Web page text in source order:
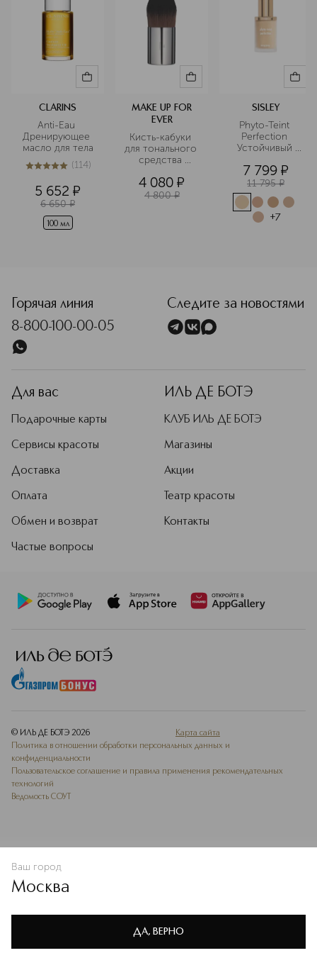
Политике конфиденциальности
CLARINS
Anti-Eau
Дренирующее
масло для тела
5из 5114 (114)
5 652 ¤
6 650 ¤
100 мл
MAKE UP FOR
EVER
Кисть-кабуки
для тонального
средства
4 080 ¤
4 800 ¤
SISLEY
Phyto-Teint
Perfection
Устойчивый
фитокрем
7 799 ¤
11 795 ¤
+7
В КОРЗИНУ
Горячая линия
8-800-100-00-05
Следите за новостями
Для вас
Подарочные карты
Сервисы красоты
Доставка
Оплата
Обмен и возврат
Частые вопросы
ИЛЬ ДЕ БОТЭ
КЛУБ ИЛЬ ДЕ БОТЭ
Магазины
Акции
Театр красоты
Контакты
© ИЛЬ ДЕ БОТЭ 2026
Карта сайта
Политика в отношении обработки персональных данных и
конфиденциальности
Пользовательское соглашение и правила применения рекомендательных
технологий
Ведомость СОУТ
Ваш город
Москва
ДА, ВЕРНО